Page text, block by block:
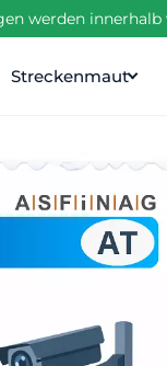
werden
Streckenmaut